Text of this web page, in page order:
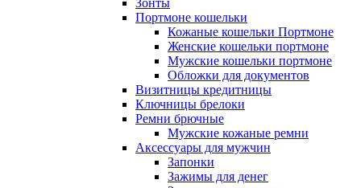
Зонты
Портмоне кошельки
Кожаные кошельки Портмоне
Женские кошельки портмоне
Мужские кошельки портмоне
Обложки для документов
Визитницы кредитницы
Ключницы брелоки
Ремни брючные
Мужские кожаные ремни
Аксессуары для мужчин
Запонки
Зажимы для денег